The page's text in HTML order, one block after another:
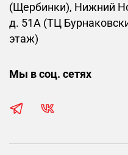
(Щербинки), Нижний
д. 51А (ТЦ
этаж)
Мы в соц. сетях